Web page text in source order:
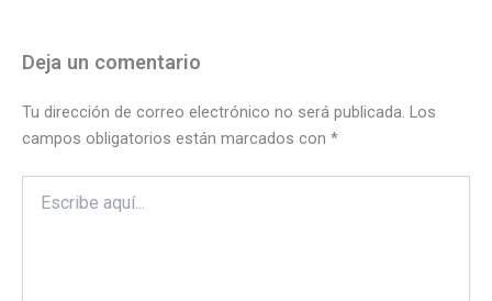
Deja un comentario
Tu dirección de correo electrónico no será publicada. Los
campos obligatorios están marcados con *
aquí...